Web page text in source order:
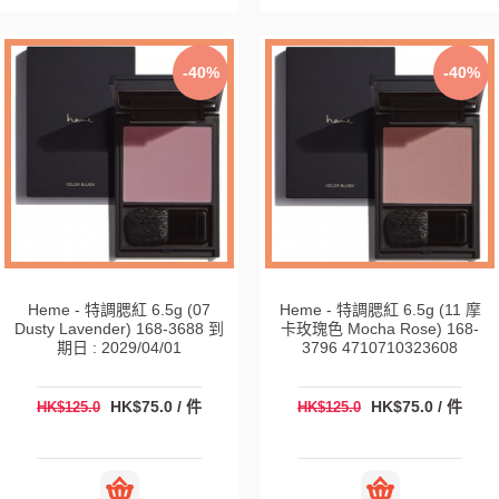
-40%
Heme - 特調腮紅 6.5g (07
Dusty Lavender) 168-3688 到
期日 : 2029/04/01
HK$125.0 HK$75.0 / 件
-40%
Heme - 特調腮紅 6.5g (11 摩
卡玫瑰色 Mocha Rose) 168-
3796 4710710323608
HK$125.0 HK$75.0 / 件